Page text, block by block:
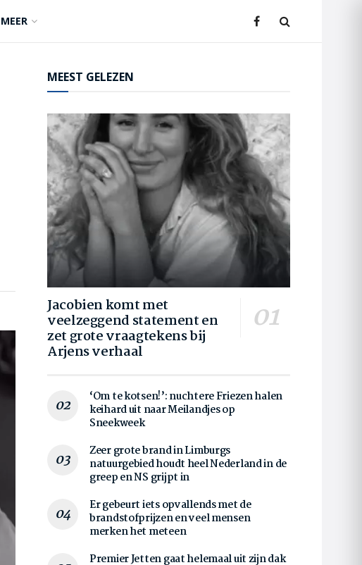
MEER
MEEST GELEZEN
Jacobien komt met
veelzeggend statement en
zet grote vraagtekens bij
Arjens verhaal
‘Om te kotsen!’: nuchtere Friezen halen
keihard uit naar Meilandjes op
Sneekweek
Zeer grote brand in Limburgs
natuurgebied houdt heel Nederland in de
greep en NS grijpt in
Er gebeurt iets opvallends met de
brandstofprijzen en veel mensen
merken het meteen
Premier Jetten gaat helemaal uit zijn dak